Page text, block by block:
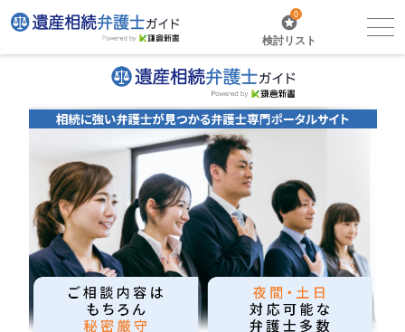
0
検討リスト